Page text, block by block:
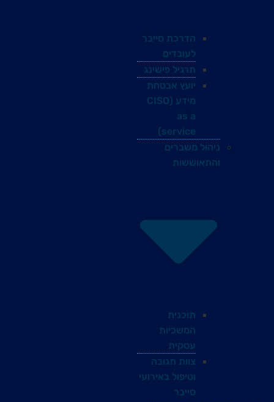
הדרכת סייבר
לעובדים
תרגיל פישינג
יועץ אבטחת
מידע (CISO
as a
service)
ניהול משברים
והתאוששות
תוכנית
המשכיות
עסקית
צוות תגובה
וטיפול באירועי
סייבר